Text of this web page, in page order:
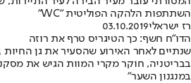
השתתפות הלהקה הפוליטית "WC"
רז ישראלי03.10.2019
הדו"ח חשף: כך הטיגריס טרף את רוזה
שנתיים לאחר האירוע שהסעיר את גן החיות
בבריטניה, חוקר מקרי המוות הגיש את
במנגנון השער"